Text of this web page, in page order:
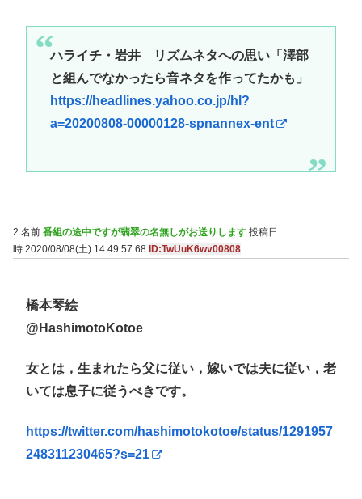
ハライチ・岩井 リズムネタへの思い「澤部
と組んでなかったら音ネタを作ってたかも」
https://headlines.yahoo.co.jp/hl?
a=20200808-00000128-spnannex-ent
2 名前:番組の途中ですが翡翠の名無しがお送りします 投稿日
時:2020/08/08(土) 14:49:57.68 ID:TwUuK6wv00808
橋本琴絵
⁦‪@HashimotoKotoe‬⁩
女とは，生まれたら父に従い，嫁いでは夫に従い，老
いては息子に従うべきです。
https://twitter.com/hashimotokotoe/status/1291957
248311230465?s=21